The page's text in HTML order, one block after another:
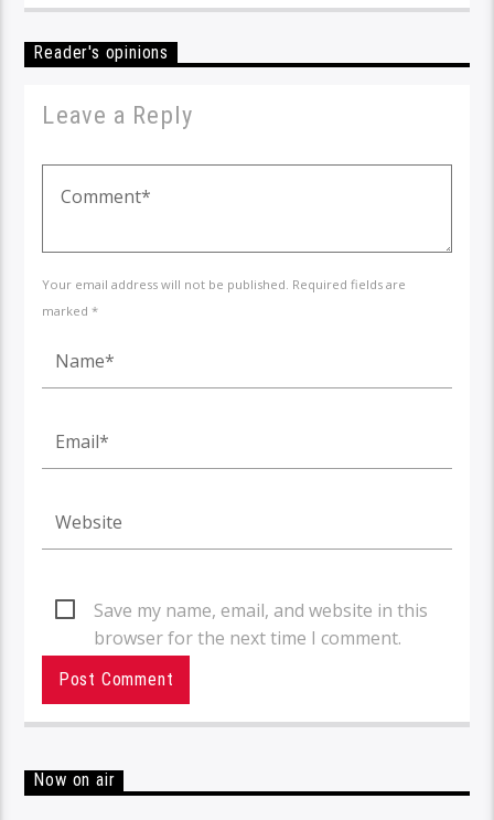
Reader's opinions
Leave a Reply
Your email address will not be published. Required fields are
marked *
Save my name, email, and website in this
browser for the next time I comment.
Now on air